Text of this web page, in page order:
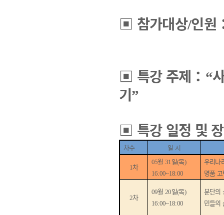
▣ 참가대상/인원
▣ 특강 주제 ： “
기”
▣ 특강 일정 및
차수 일 시
1차
05월31일(목)
16:00~18:00
우리나
명품
2차
09월20일(목)
16:00~18:00
분단의
민들의